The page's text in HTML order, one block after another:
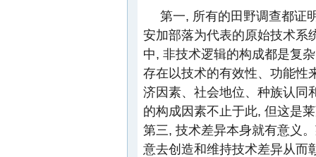
第一, 所有的田野调查都证
安加部落为代表的原始技术系
中, 非技术逻辑的构成都是复
存在以技术的有效性、功能性
济因素、社会地位、种族认同
的构成因素不止于此, 但这是
第三, 技术差异本身就有意义
意去创造和维持技术差异从而